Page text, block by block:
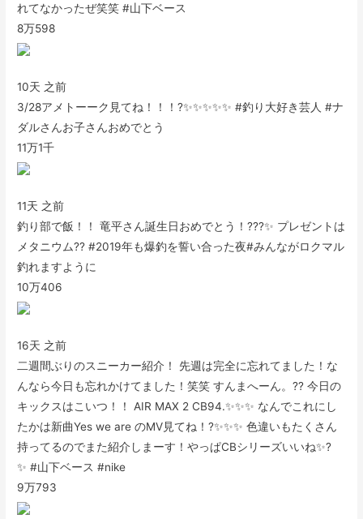
れてなかったぜ笑笑 #山下ベース
8万598
10天 之前
3/28アメトーーク見てね！！！?✨✨✨✨✨ #釣り大好き芸人 #ナ
ダルさんお子さんおめでとう
11万1千
11天 之前
釣り部で飯！！ 竜平さん誕生日おめでとう！???✨ プレゼントは
メタニウム?? #2019年も爆釣を誓い合った夜#みんながロクマル
釣れますように
10万406
16天 之前
二週間ぶりのスニーカー紹介！ 先週は完全に忘れてました！な
んなら今日も忘れかけてました！笑笑 すんまへーん。?? 今日の
キックスはこいつ！！ AIR MAX 2 CB94.✨✨✨ なんでこれにし
たかは新曲Yes we are のMV見てね！?✨✨✨ 色違いもたくさん
持ってるのでまた紹介しまーす！やっぱCBシリーズいいね✨?
✨ #山下ベース #nike
9万793